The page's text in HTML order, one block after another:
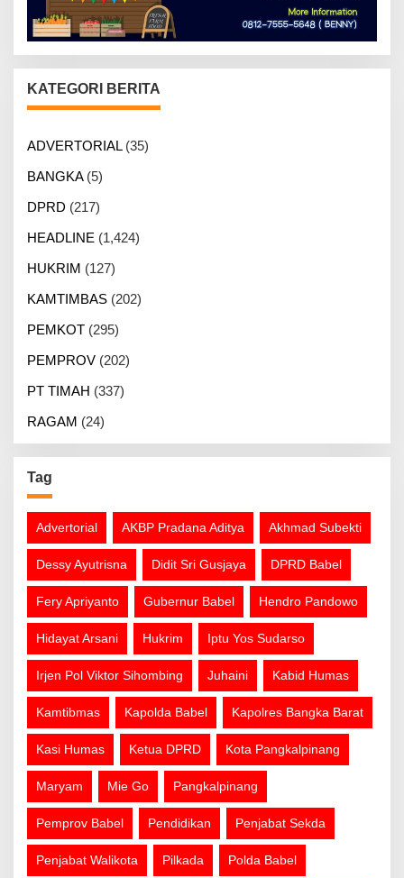
KATEGORI BERITA
ADVERTORIAL(35)
BANGKA(5)
DPRD (217)
HEADLINE (1,424)
HUKRIM (127)
KAMTIMBAS (202)
PEMKOT (295)
PEMPROV (202)
PT TIMAH (337)
RAGAM (24)
Tag
Advertorial AKBP Pradana Aditya Akhmad Subekti
Dessy Ayutrisna Didit Sri Gusjaya DPRD Babel
Fery Apriyanto Gubernur Babel Hendro Pandowo
Hidayat Arsani Hukrim Iptu Yos Sudarso
Irjen Pol Viktor Sihombing Juhaini Kabid Humas
Kamtibmas Kapolda Babel Kapolres Bangka Barat
Kasi Humas Ketua DPRD Kota Pangkalpinang
Maryam Mie Go Pangkalpinang
Pemprov Babel Pendidikan Penjabat Sekda
Penjabat Walikota Pilkada Polda Babel